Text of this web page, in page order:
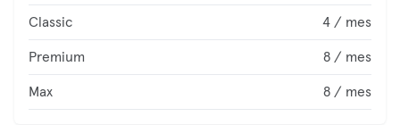
Classic 4 / mes
Premium 8 / mes
Max 8 / mes